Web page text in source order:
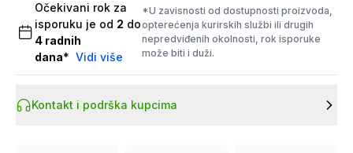
Očekivani rok za
isporuku je od 2 do
4 radnih
dana* Vidi više
*U zavisnosti od dostupnosti proizvoda,
opterećenja kurirskih službi ili drugih
nepredviđenih okolnosti, rok isporuke
može biti i duži.
Kontakt i podrška kupcima